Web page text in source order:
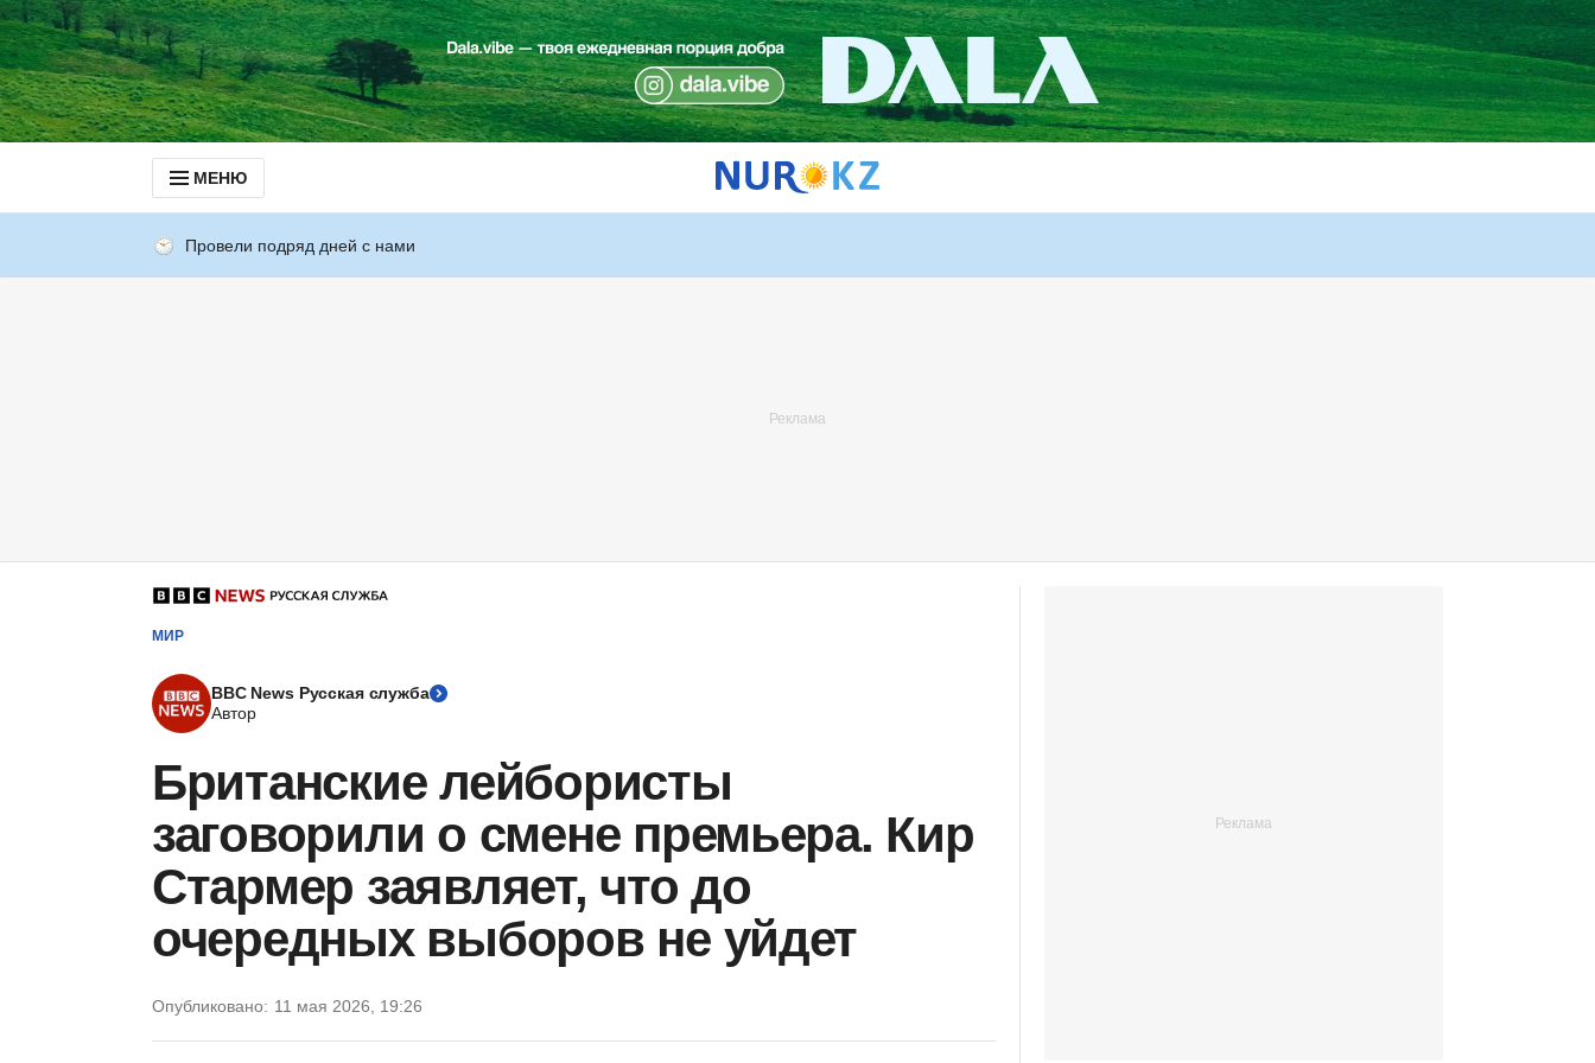
МЕНЮ
Провели подряд дней с нами
МИР
BBC News Русская служба
Автор
Британские лейбористы
заговорили о смене премьера. Кир
Стармер заявляет, что до
очередных выборов не уйдет
Опубликовано: 11 мая 2026, 19:26